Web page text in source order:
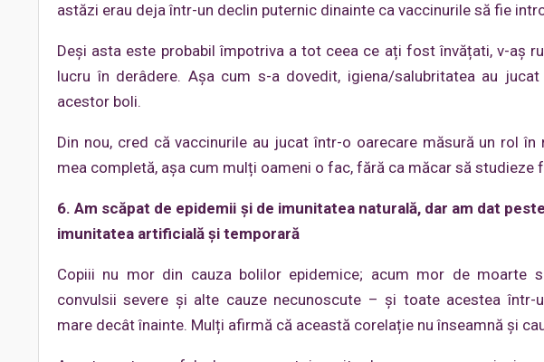
astăzi erau deja într-un declin puternic dinainte ca vaccinurile să fie
Deși asta este probabil împotriva a tot ceea ce ați fost învățati, v-aș
lucru în derâdere. Așa cum s-a dovedit, igiena/salubritatea au
acestor boli.
Din nou, cred că vaccinurile au jucat într-o oarecare măsură un rol
mea completă, așa cum mulți oameni o fac, fără ca măcar să studieze
6. Am scăpat de epidemii și de imunitatea naturală, dar am dat
imunitatea artificială și temporară
Copiii nu mor din cauza bolilor epidemice; acum mor de moarte
convulsii severe și alte cauze necunoscute – și toate acestea într-
mare decât înainte. Mulți afirmă că această corelație nu înseamnă și